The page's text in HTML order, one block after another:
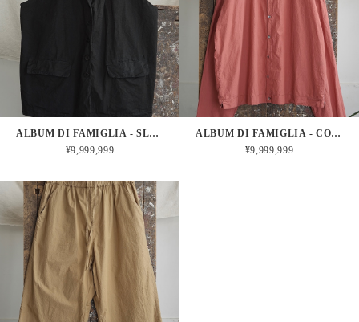
ALBUM DI FAMIGLIA - SLEEVELESS BIG BLAZER CC (BLACK)
¥9,999,999
ALBUM DI FAMIGLIA - COLLAR SHIRT TC (CORAL)
¥9,999,999